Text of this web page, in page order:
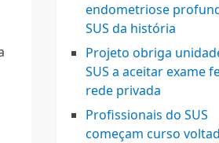
endometriose
SUS da história
Projeto obriga
SUS a aceitar exame
rede privada
Profissionais do SUS
começam curso